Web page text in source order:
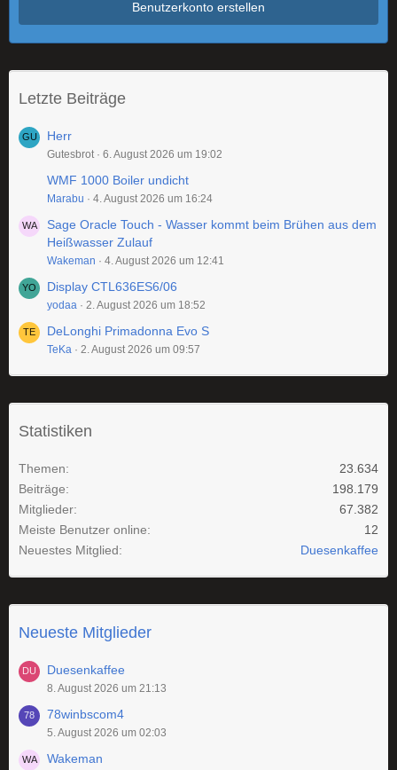
Benutzerkonto erstellen
Letzte Beiträge
Herr
Gutesbrot 6. August 2026 um 19:02
WMF 1000 Boiler undicht
Marabu 4. August 2026 um 16:24
Sage Oracle Touch - Wasser kommt beim Brühen aus dem
Heißwasser Zulauf
Wakeman 4. August 2026 um 12:41
Display CTL636ES6/06
yodaa 2. August 2026 um 18:52
DeLonghi Primadonna Evo S
TeKa 2. August 2026 um 09:57
Statistiken
Themen
23.634
Beiträge
198.179
Mitglieder
67.382
Meiste Benutzer online
12
Neuestes Mitglied
Duesenkaffee
Neueste Mitglieder
Duesenkaffee
8. August 2026 um 21:13
78winbscom4
5. August 2026 um 02:03
Wakeman